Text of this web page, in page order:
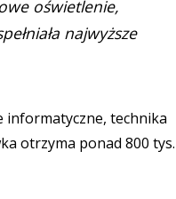
oświetlenie,
najwyższe
informatyczne, technika
otrzyma ponad 800 tys.